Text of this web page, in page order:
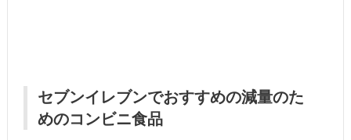
セブンイレブンでおすすめの減量のた
めのコンビニ食品